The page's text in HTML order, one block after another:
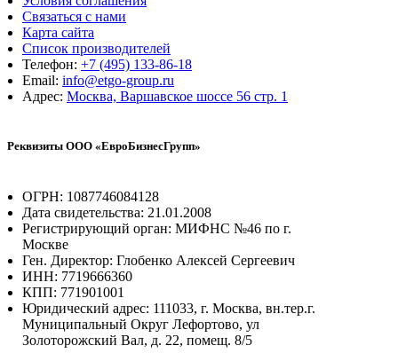
Связаться с нами
Карта сайта
Список производителей
Телефон: +7 (495) 133-86-18
Email: info@etgo-group.ru
Адрес: Москва, Варшавское шоссе 56 стр. 1
Реквизиты ООО «ЕвроБизнесГрупп»
ОГРН: 1087746084128
Дата свидетельства: 21.01.2008
Регистрирующий орган: МИФНС №46 по г.
Москве
Ген. Директор: Глобенко Алексей Сергеевич
ИНН: 7719666360
КПП: 771901001
Юридический адрес: 111033, г. Москва, вн.тер.г.
Муниципальный Округ Лефортово, ул
Золоторожский Вал, д. 22, помещ. 8/5